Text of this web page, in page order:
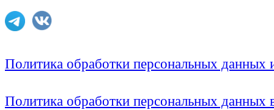
Политика обработки персональных
Политика обработки персональных